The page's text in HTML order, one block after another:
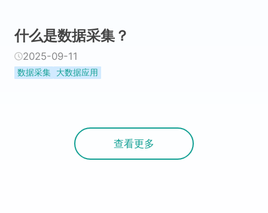
什么是数据采集？
2025-09-11
数据采集 大数据应用
查看更多